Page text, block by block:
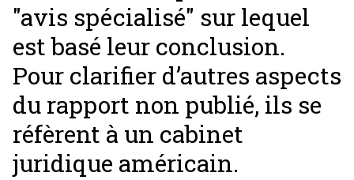
"avis spécialisé" sur lequel
est basé leur conclusion.
Pour clarifier d’autres aspects
du rapport non publié, ils se
réfèrent à un cabinet
juridique américain.